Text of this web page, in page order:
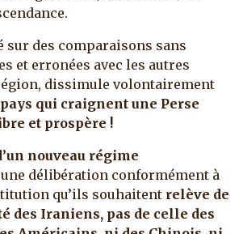
sur des comparaisons sans
et erronées avec les autres
dissimule volontairement
qui craignent une Perse
et prospère !
nouveau régime
délibération conformément à
qu’ils souhaitent relève de
des Iraniens, pas de celle des